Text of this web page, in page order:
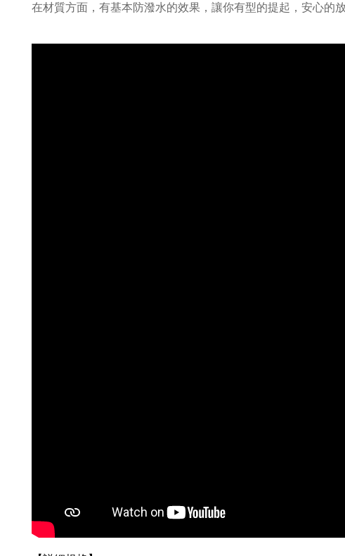
在材質方面，有基本防潑水的效果，讓你有型的提起，安心的放